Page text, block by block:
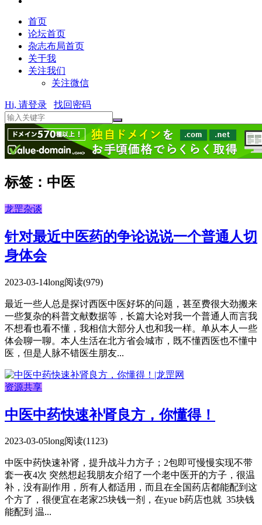
首页
论坛首页
杂志布局首页
关于我
关注我们
关注微信
Hi, 请登录 找回密码
标签：中医
龙罡杂谈
针对最近中医药的争论说说一个普通人切
身体会
2023-03-14long阅读(979)
最近一些人总是探讨西医中医好坏的问题，甚至费很大劲搬来
一些复杂的科普文献数据等，长篇大论对我一个普通人而言我
不想看也看不懂，我相信大部分人也和我一样。单从本人一些
体会聊一聊。本人生活在北方省会城市，既不懂西医也不懂中
医，但是人脉不错医生朋友...
资源共享
中医中药快速补肾良方，你懂得！
2023-03-05long阅读(1123)
中医中药快速补肾，提升战斗力方子；2包即可慢慢实现不带
套一夜4次 突然想起我朋友介绍了一个老中医开的方子，很温
补，没有副作用，所有人都适用，而且在全国药店都能配到这
个方了，很便宜在老家25块钱一剂，在yue b药店也就 35块钱
能配到 温...